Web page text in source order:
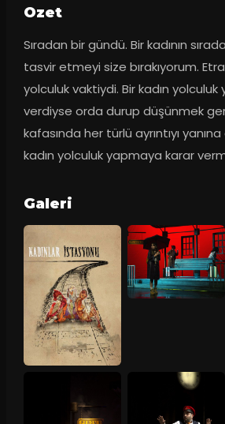
Ozet
Sıradan bir gündü. Bir kadının
tasvir etmeyi size bırakıyorum.
yolculuk vaktiydi. Bir kadın
verdiyse orda durup düşünmek
kafasında her türlü ayrıntıyı yanına
kadın yolculuk yapmaya karar
Galeri